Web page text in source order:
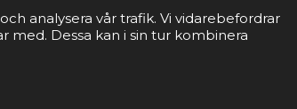
analysera vår trafik. Vi vidarebefordrar
med. Dessa kan i sin tur kombinera